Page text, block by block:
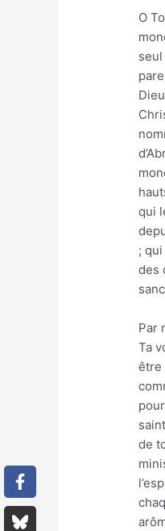
O
qui
;
des
Par
Ta
être
de